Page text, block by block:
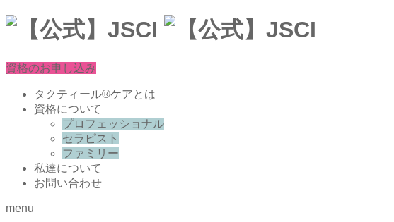
資格のお申し込み
タクティール®ケアとは
資格について
プロフェッショナル
セラピスト
ファミリー
私達について
お問い合わせ
menu